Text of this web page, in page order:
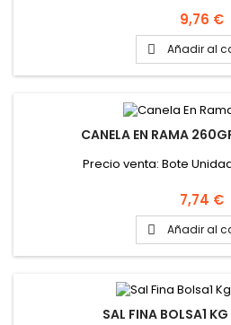
Precio
9,76 €
 Añadir al
CANELA EN RAMA
Precio venta: Bote
Precio
7,74 €
 Añadir al
SAL FINA BOLSA1